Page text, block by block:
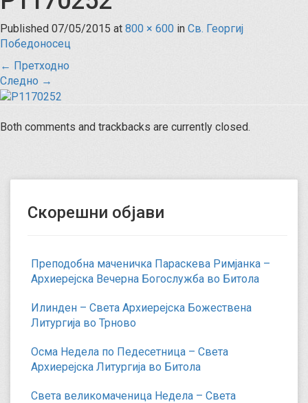
Published 07/05/2015 at 800 × 600 in Св. Георгиј
Победоносец
← Претходно
Следно →
Both comments and trackbacks are currently closed.
Скорешни објави
Преподобна маченичка Параскева Римјанка –
Архиерејска Вечерна Богослужба во Битола
Илинден – Света Архиерејска Божествена
Литургија во Трново
Осма Недела по Педесетница – Света
Архиерејска Литургија во Битола
Света великомаченица Недела – Света